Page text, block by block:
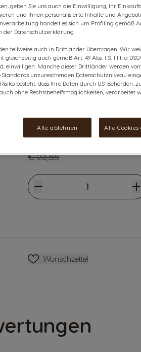
Genuss für alle
NESCAFÉ® Dolce Gusto®
Zubereitung freigegeben.
Diese Aktion ist nicht mit
kombinierbar, einschließlich
InhaltsstoffeWas ist der Nutri-
Dieses Paket enthält:
The price depends on the
Regulärer Preis
€ 23,55
€ 21,21
Wunschliste
Wunschzettel
geben Sie uns auch die Einwilligung, Ihr
und Ihnen personalisierte Inhalte und
handelt es sich um Profiling gemäß
der Datenschutzerklärung.
teilweise auch in Drittländer übertragen. Wir
auch gemäß Art. 49 Abs. 1 S. 1 lit. a
einwilligen. Manche dieser Drittländer werden
unzureichenden Datenschutzniveau
besteht, dass Ihre Daten durch US-Behörden,
ohne Rechtsbehelfsmöglichkeiten, verarbeitet
Alle ablehnen Alle